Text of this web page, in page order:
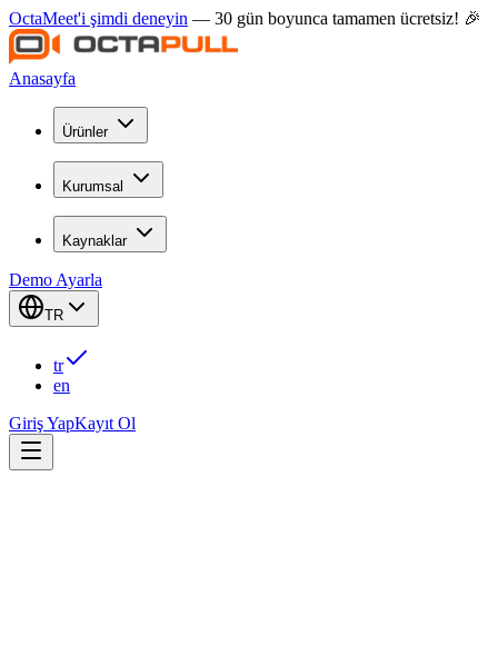
OctaMeet'i şimdi deneyin — 30 gün boyunca tamamen ücretsiz! 🎉
Anasayfa
Ürünler
Kurumsal
Kaynaklar
Demo Ayarla
TR
tr
en
Giriş YapKayıt Ol